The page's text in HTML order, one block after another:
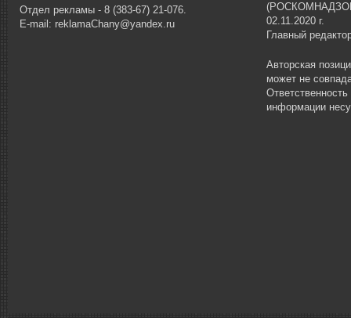
Отдел рекламы - 8 (383-67) 21-076.
E-mail: reklamaChany@yandex.ru
02.11.2020 г.
Главный
Авторская
может не
информации